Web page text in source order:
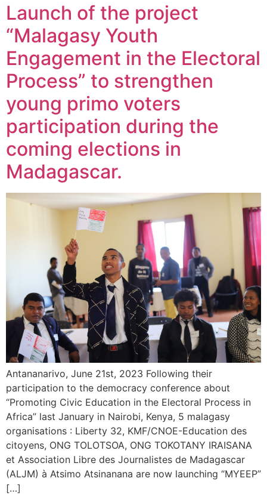
Launch of the project
“Malagasy Youth
Engagement in the Electoral
Process” to strengthen
young primo voters
participation during the
coming elections in
Madagascar.
Antananarivo, June 21st, 2023 Following their
participation to the democracy conference about
“Promoting Civic Education in the Electoral Process in
Africa” last January in Nairobi, Kenya, 5 malagasy
organisations : Liberty 32, KMF/CNOE-Education des
citoyens, ONG TOLOTSOA, ONG TOKOTANY IRAISANA
et Association Libre des Journalistes de Madagascar
(ALJM) à Atsimo Atsinanana are now launching “MYEEP”
[…]